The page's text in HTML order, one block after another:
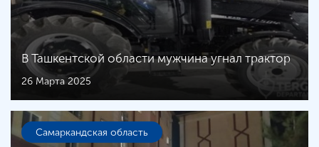
В Ташкентской области мужчина угнал трактор
26 Марта 2025
Самаркандская область